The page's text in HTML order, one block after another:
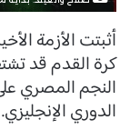
أثبتت الأزمة
كرة القدم قد
النجم المصري
الدوري الإنجليزي.